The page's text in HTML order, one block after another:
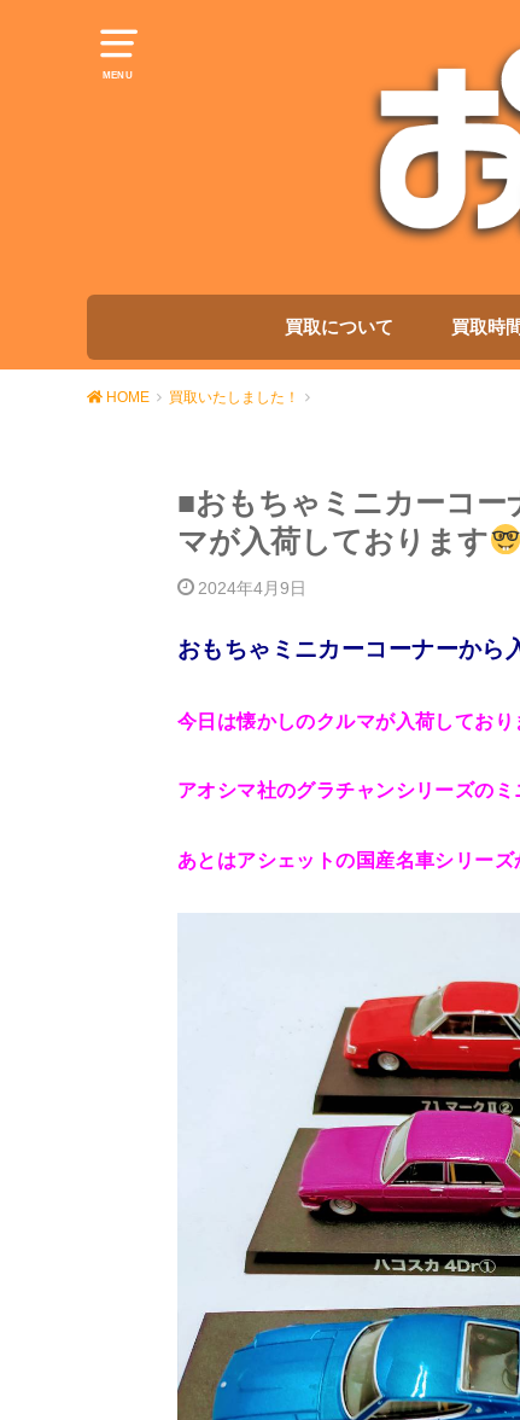
MENU
買取について 買取時間
HOME 買取いたしました！
■おもちゃミニカーコー
マが入荷しております
2024年4月9日
おもちゃミニカーコーナーから
今日は懐かしのクルマが入荷しており
アオシマ社のグラチャンシリーズのミ
あとはアシェットの国産名車シリー